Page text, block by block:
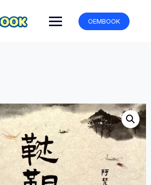
OEMBOOK